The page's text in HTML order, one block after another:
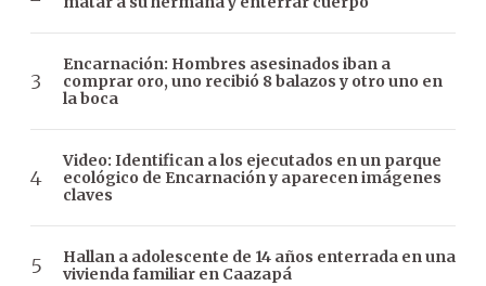
Encarnación: Hombres asesinados iban a
comprar oro, uno recibió 8 balazos y otro uno en
la boca
Video: Identifican a los ejecutados en un parque
ecológico de Encarnación y aparecen imágenes
claves
Hallan a adolescente de 14 años enterrada en una
vivienda familiar en Caazapá